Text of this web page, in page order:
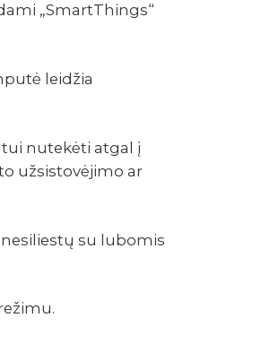
„Smar­tThings“
leidžia
nutekėti atgal į
užsistovėjimo ar
su lubomis